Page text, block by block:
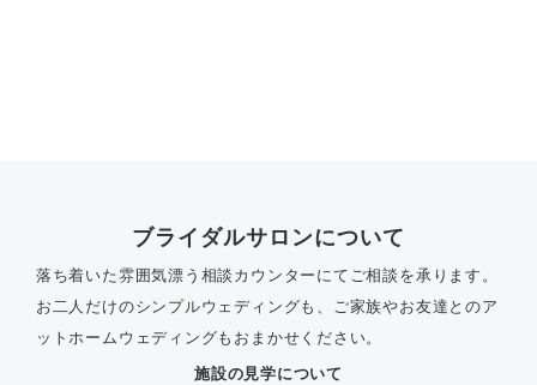
ブライダルサロンについて
落ち着いた雰囲気漂う相談カウンターにてご相談を承ります。
お二人だけのシンプルウェディングも、ご家族やお友達とのア
ットホームウェディングもおまかせください。
施設の見学について